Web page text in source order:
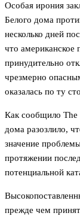
Особая ирония
Белого дома
несколько дней
что американское
принудительно
чрезмерно
оказалась по ту
Как сообщило The
дома разозлило,
значение
протяжении
потенциальной
прежде чем